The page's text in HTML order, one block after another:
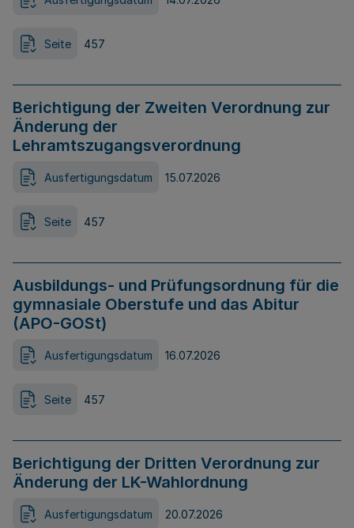
Seite 457
Berichtigung der Zweiten Verordnung zur
Änderung der
Lehramtszugangsverordnung
Ausfertigungsdatum 15.07.2026
Seite 457
Ausbildungs- und Prüfungsordnung für die
gymnasiale Oberstufe und das Abitur
(APO-GOSt)
Ausfertigungsdatum 16.07.2026
Seite 457
Berichtigung der Dritten Verordnung zur
Änderung der LK-Wahlordnung
Ausfertigungsdatum 20.07.2026